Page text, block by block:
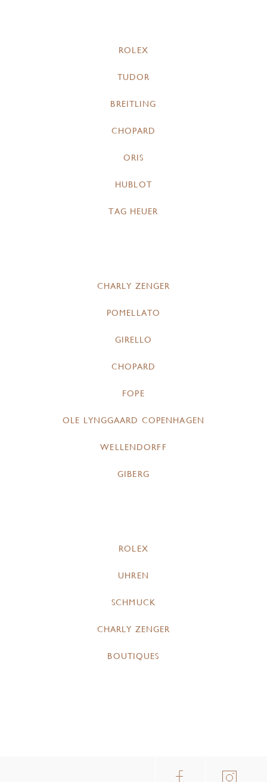
ROLEX
TUDOR
BREITLING
CHOPARD
ORIS
HUBLOT
TAG HEUER
CHARLY ZENGER
POMELLATO
GIRELLO
CHOPARD
FOPE
OLE LYNGGAARD COPENHAGEN
WELLENDORFF
GIBERG
ROLEX
UHREN
SCHMUCK
CHARLY ZENGER
BOUTIQUES